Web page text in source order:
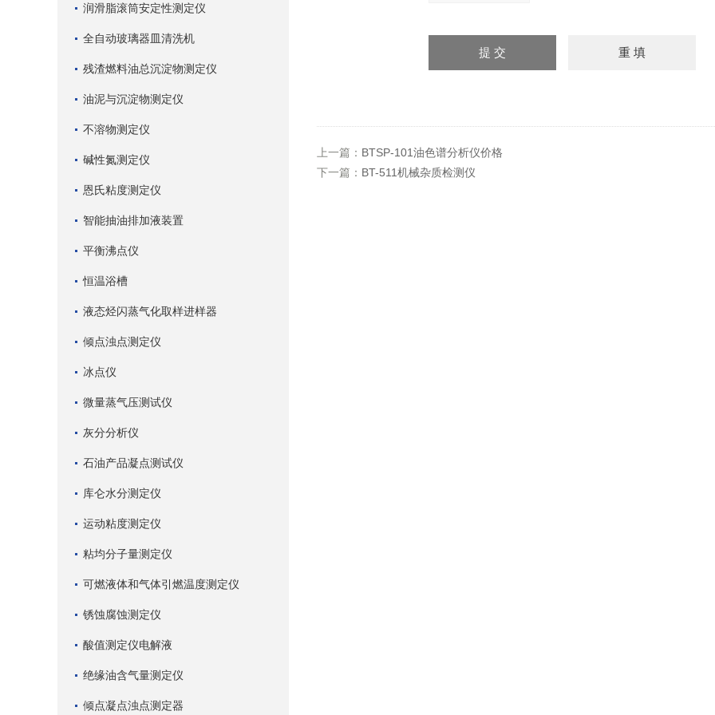
润滑脂滚筒安定性测定仪
全自动玻璃器皿清洗机
残渣燃料油总沉淀物测定仪
油泥与沉淀物测定仪
不溶物测定仪
碱性氮测定仪
恩氏粘度测定仪
智能抽油排加液装置
平衡沸点仪
恒温浴槽
液态烃闪蒸气化取样进样器
倾点浊点测定仪
冰点仪
微量蒸气压测试仪
灰分分析仪
石油产品凝点测试仪
库仑水分测定仪
运动粘度测定仪
粘均分子量测定仪
可燃液体和气体引燃温度测定仪
锈蚀腐蚀测定仪
酸值测定仪电解液
绝缘油含气量测定仪
倾点凝点浊点测定器
上一篇： BTSP-101油色谱分析仪价格
下一篇： BT-511机械杂质检测仪